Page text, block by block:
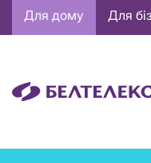
Основная
навигация
Для дому Для